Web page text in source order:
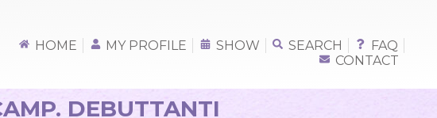
HOME MY PROFILE SHOW SEARCH
FAQ
CONTACT
DEBUTTANTI